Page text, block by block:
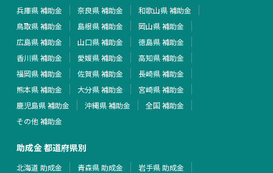
兵庫県 補助金
奈良県 補助金
和歌山県 補助金
鳥取県 補助金
島根県 補助金
岡山県 補助金
広島県 補助金
山口県 補助金
徳島県 補助金
香川県 補助金
愛媛県 補助金
高知県 補助金
福岡県 補助金
佐賀県 補助金
長崎県 補助金
熊本県 補助金
大分県 補助金
宮崎県 補助金
鹿児島県 補助金
沖縄県 補助金
全国 補助金
その他 補助金
助成金 都道府県別
北海道 助成金 青森県 助成金
岩手県 助成金